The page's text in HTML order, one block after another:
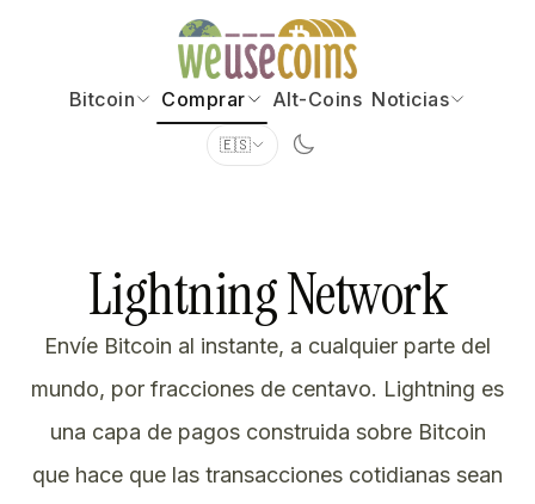
Bitcoin Comprar Alt-Coins Noticias
🇪🇸
Lightning Network
Envíe Bitcoin al instante, a cualquier parte del
mundo, por fracciones de centavo. Lightning es
una capa de pagos construida sobre Bitcoin
que hace que las transacciones cotidianas sean